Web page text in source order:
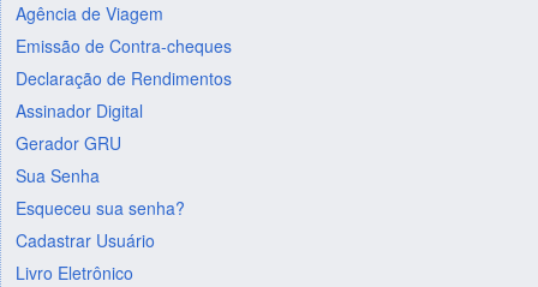
Agência de Viagem
Emissão de Contra-cheques
Declaração de Rendimentos
Assinador Digital
Gerador GRU
Sua Senha
Esqueceu sua senha?
Cadastrar Usuário
Livro Eletrônico